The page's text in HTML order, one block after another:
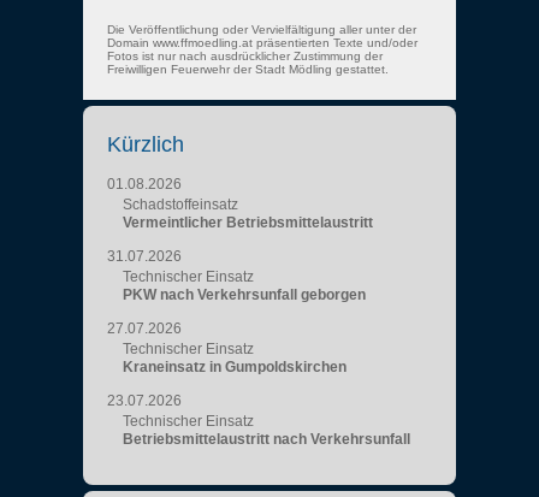
Die Veröffentlichung oder Vervielfältigung aller unter der
Domain www.ffmoedling.at präsentierten Texte und/oder
Fotos ist nur nach ausdrücklicher Zustimmung der
Freiwilligen Feuerwehr der Stadt Mödling gestattet.
Kürzlich
01.08.2026
Schadstoffeinsatz
Vermeintlicher Betriebsmittelaustritt
31.07.2026
Technischer Einsatz
PKW nach Verkehrsunfall geborgen
27.07.2026
Technischer Einsatz
Kraneinsatz in Gumpoldskirchen
23.07.2026
Technischer Einsatz
Betriebsmittelaustritt nach Verkehrsunfall